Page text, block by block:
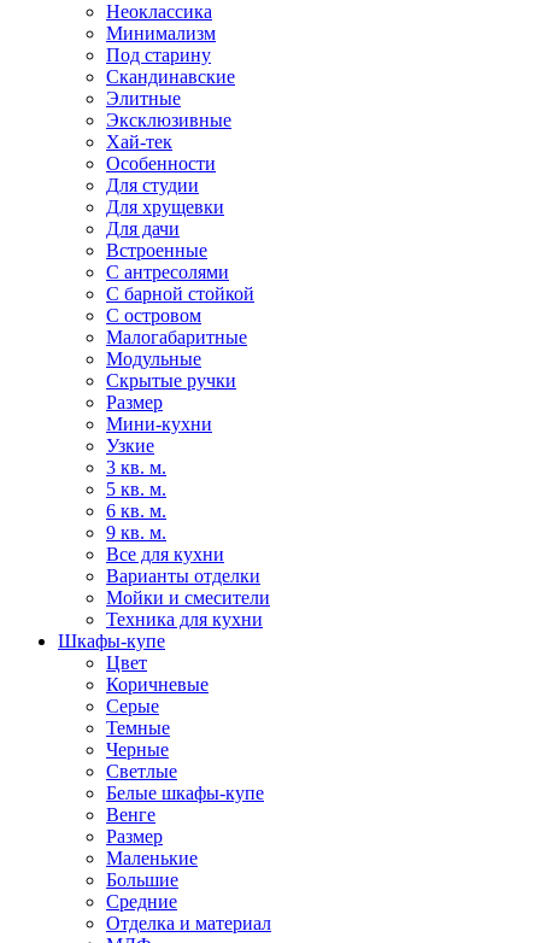
Неоклассика
Минимализм
Под старину
Скандинавские
Элитные
Эксклюзивные
Хай-тек
Особенности
Для студии
Для хрущевки
Для дачи
Встроенные
С антресолями
С барной стойкой
С островом
Малогабаритные
Модульные
Скрытые ручки
Размер
Мини-кухни
Узкие
3 кв. м.
5 кв. м.
6 кв. м.
9 кв. м.
Все для кухни
Варианты отделки
Мойки и смесители
Техника для кухни
Шкафы-купе
Цвет
Коричневые
Серые
Темные
Черные
Светлые
Белые шкафы-купе
Венге
Размер
Маленькие
Большие
Средние
Отделка и материал